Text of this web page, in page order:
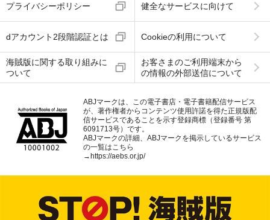
プライバシーポリシー 健全なサービスに向けて
dアカウント2段階認証とは Cookieの利用について
海賊版に関する取り組みに
ついて
お客さまのご利用端末から
の情報の外部送信について
ABJマークは、この電子書店・電子書籍配信サービス
が、著作権者からコンテンツ使用許諾を得た正規版配
信サービスであることを示す登録商標（登録番号 第
6091713号）です。
ABJマークの詳細、ABJマークを掲示しているサービス
の一覧はこちら
→https://aebs.or.jp/